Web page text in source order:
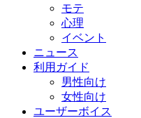
モテ
心理
イベント
ニュース
利用ガイド
男性向け
女性向け
ユーザーボイス